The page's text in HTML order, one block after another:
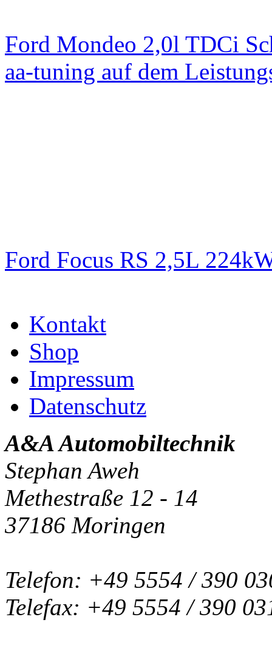
Ford Mondeo 2,0l TDCi
aa-tuning auf dem
Ford Focus RS 2,5L
Kontakt
Shop
Impressum
Datenschutz
A&A Automobiltechnik
Stephan Aweh
Methestraße 12 - 14
37186 Moringen
Telefon: +49 5554 / 390
Telefax: +49 5554 / 390